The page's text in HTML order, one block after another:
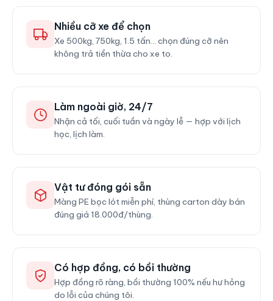
Nhiều cỡ xe để chọn
Xe 500kg, 750kg, 1.5 tấn… chọn đúng cỡ nên
không trả tiền thừa cho xe to.
Làm ngoài giờ, 24/7
Nhận cả tối, cuối tuần và ngày lễ — hợp với lịch
học, lịch làm.
Vật tư đóng gói sẵn
Màng PE bọc lót miễn phí, thùng carton dày bán
đúng giá 18.000đ/thùng.
Có hợp đồng, có bồi thường
Hợp đồng rõ ràng, bồi thường 100% nếu hư hỏng
do lỗi của chúng tôi.